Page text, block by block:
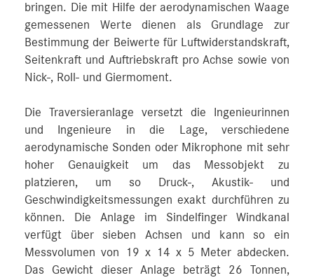
bringen. Die mit Hilfe der aerodynamischen Waage
gemessenen Werte dienen als Grundlage zur
Bestimmung der Beiwerte für Luftwiderstandskraft,
Seitenkraft und Auftriebskraft pro Achse sowie von
Nick-, Roll- und Giermoment.
Die Traversieranlage versetzt die Ingenieurinnen
und Ingenieure in die Lage, verschiedene
aerodynamische Sonden oder Mikrophone mit sehr
hoher Genauigkeit um das Messobjekt zu
platzieren, um so Druck-, Akustik- und
Geschwindigkeitsmessungen exakt durchführen zu
können. Die Anlage im Sindelfinger Windkanal
verfügt über sieben Achsen und kann so ein
Messvolumen von 19 x 14 x 5 Meter abdecken.
Das Gewicht dieser Anlage beträgt 26 Tonnen,